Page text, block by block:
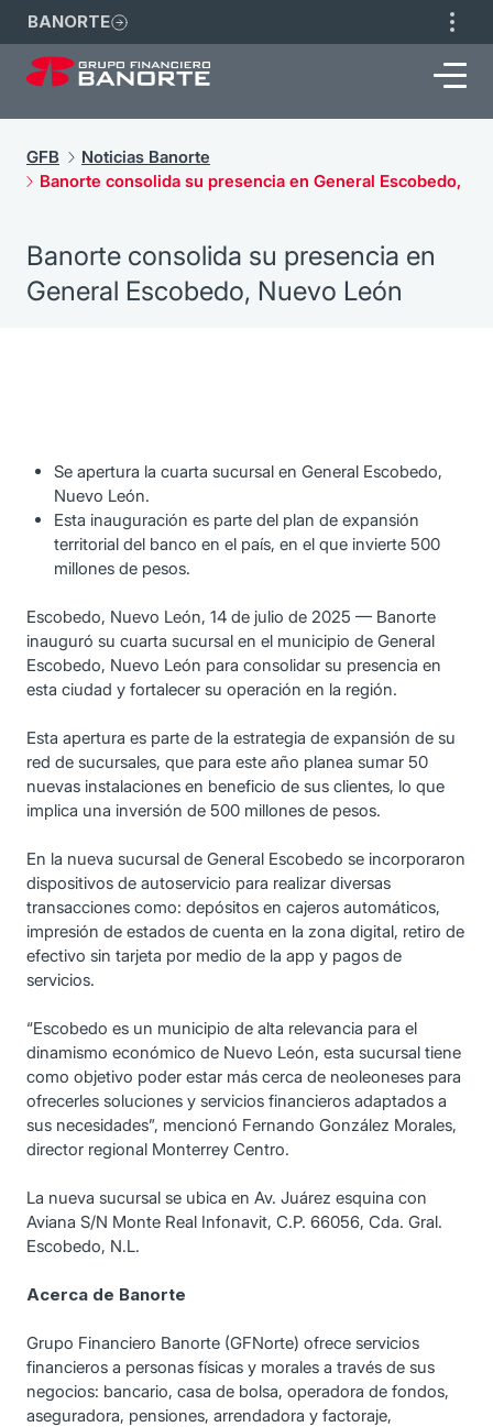
BANORTE
GFB
Noticias Banorte
Banorte consolida su presencia en General Escobedo,
Banorte consolida su presencia en
General Escobedo, Nuevo León
Se apertura la cuarta sucursal en General Escobedo,
Nuevo León.
Esta inauguración es parte del plan de expansión
territorial del banco en el país, en el que invierte 500
millones de pesos.
Escobedo, Nuevo León, 14 de julio de 2025 — Banorte
inauguró su cuarta sucursal en el municipio de General
Escobedo, Nuevo León para consolidar su presencia en
esta ciudad y fortalecer su operación en la región.
Esta apertura es parte de la estrategia de expansión de su
red de sucursales, que para este año planea sumar 50
nuevas instalaciones en beneficio de sus clientes, lo que
implica una inversión de 500 millones de pesos.
En la nueva sucursal de General Escobedo se incorporaron
dispositivos de autoservicio para realizar diversas
transacciones como: depósitos en cajeros automáticos,
impresión de estados de cuenta en la zona digital, retiro de
efectivo sin tarjeta por medio de la app y pagos de
servicios.
“Escobedo es un municipio de alta relevancia para el
dinamismo económico de Nuevo León, esta sucursal tiene
como objetivo poder estar más cerca de neoleoneses para
ofrecerles soluciones y servicios financieros adaptados a
sus necesidades”, mencionó Fernando González Morales,
director regional Monterrey Centro.
La nueva sucursal se ubica en Av. Juárez esquina con
Aviana S/N Monte Real Infonavit, C.P. 66056, Cda. Gral.
Escobedo, N.L.
Acerca de Banorte
Grupo Financiero Banorte (GFNorte) ofrece servicios
financieros a personas físicas y morales a través de sus
negocios: bancario, casa de bolsa, operadora de fondos,
aseguradora, pensiones, arrendadora y factoraje,